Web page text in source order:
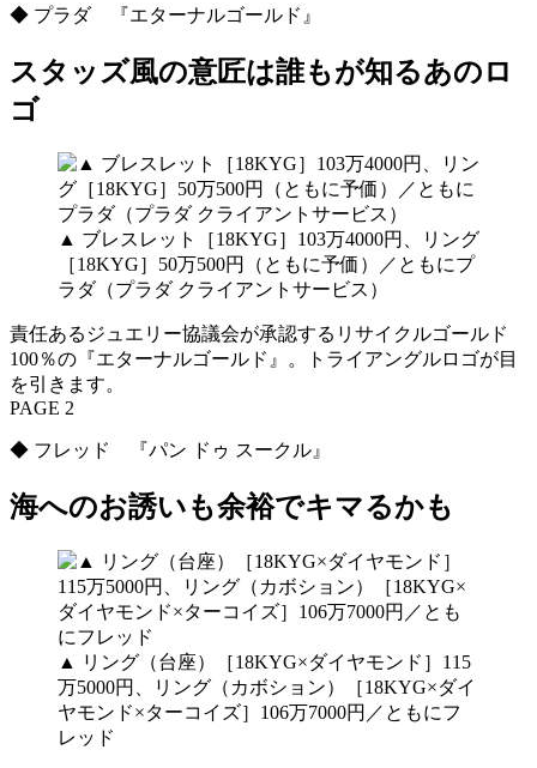
◆ プラダ 『エターナルゴールド』
スタッズ風の意匠は誰もが知るあのロ
ゴ
▲ ブレスレット［18KYG］103万4000円、リング
［18KYG］50万500円（ともに予価）／ともにプ
ラダ（プラダ クライアントサービス）
責任あるジュエリー協議会が承認するリサイクルゴールド
100％の『エターナルゴールド』。トライアングルロゴが目
を引きます。
PAGE 2
◆ フレッド 『パン ドゥ スークル』
海へのお誘いも余裕でキマるかも
▲ リング（台座）［18KYG×ダイヤモンド］115
万5000円、リング（カボション）［18KYG×ダイ
ヤモンド×ターコイズ］106万7000円／ともにフ
レッド